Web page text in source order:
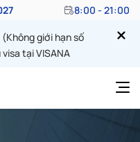
8:00 - 21:00
(Không giới hạn số
tại VISANA